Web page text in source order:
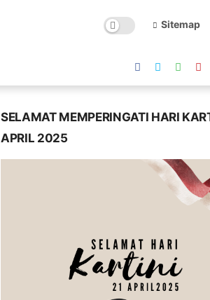
Sitemap
SELAMAT MEMPERINGATI HARI
APRIL 2025